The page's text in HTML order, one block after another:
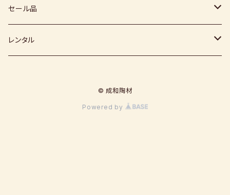
顔料
灰
秀山窯
鬼丸雪山窯
福岡県：窯元・陶芸作家
恵水窯
梅崎粘土
七隈粘土
窯
電気窯
電動ろくろ
セール品
小道具
レンタル
© 成和陶材
Powered by